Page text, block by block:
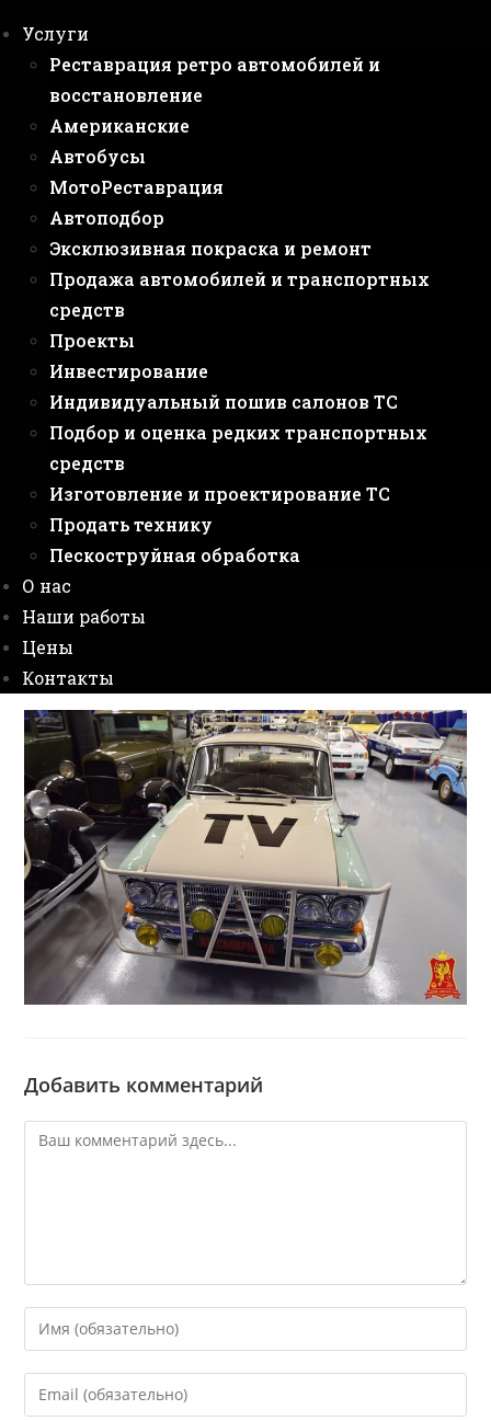
Услуги
Реставрация ретро автомобилей и
восстановление
Американские
Автобусы
МотоРеставрация
Автоподбор
Эксклюзивная покраска и ремонт
Продажа автомобилей и транспортных
средств
Проекты
Инвестирование
Индивидуальный пошив салонов ТС
Подбор и оценка редких транспортных
средств
Изготовление и проектирование ТС
Продать технику
Пескоструйная обработка
О нас
Наши работы
Цены
Контакты
Добавить комментарий
Комментарий
Введите
свое
имя
или
Введите
свой